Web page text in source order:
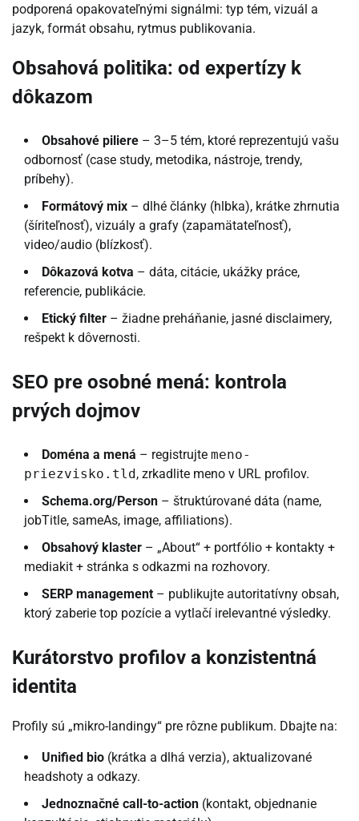
podporená opakovateľnými signálmi: typ tém, vizuál a
jazyk, formát obsahu, rytmus publikovania.
Obsahová politika: od expertízy k
dôkazom
Obsahové piliere – 3–5 tém, ktoré reprezentujú vašu
odbornosť (case study, metodika, nástroje, trendy,
príbehy).
Formátový mix – dlhé články (hlbka), krátke zhrnutia
(šíriteľnosť), vizuály a grafy (zapamätateľnosť),
video/audio (blízkosť).
Dôkazová kotva – dáta, citácie, ukážky práce,
referencie, publikácie.
Etický filter – žiadne preháňanie, jasné disclaimery,
rešpekt k dôvernosti.
SEO pre osobné mená: kontrola
prvých dojmov
Doména a mená – registrujte meno-
priezvisko.tld, zrkadlite meno v URL profilov.
Schema.org/Person – štruktúrované dáta (name,
jobTitle, sameAs, image, affiliations).
Obsahový klaster – „About“ + portfólio + kontakty +
mediakit + stránka s odkazmi na rozhovory.
SERP management – publikujte autoritatívny obsah,
ktorý zaberie top pozície a vytlačí irelevantné výsledky.
Kurátorstvo profilov a konzistentná
identita
Profily sú „mikro-landingy“ pre rôzne publikum. Dbajte na:
Unified bio (krátka a dlhá verzia), aktualizované
headshoty a odkazy.
Jednoznačné call-to-action (kontakt, objednanie